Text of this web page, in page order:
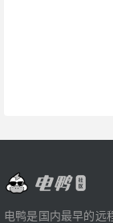
电鸭是国内最早的远